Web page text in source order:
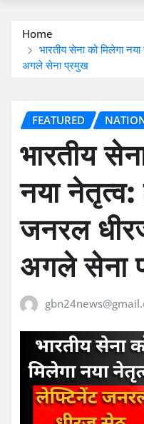
Home
भारतीय सेना को मिलेगा
अगले सेना प्रमुख
FEATURED
भारतीय
नया
जनरल
अगले सेना